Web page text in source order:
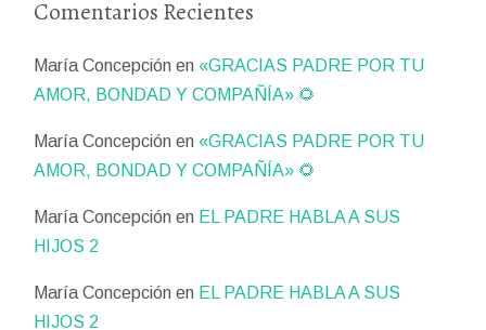
Comentarios Recientes
María Concepción en «GRACIAS PADRE POR TU
AMOR, BONDAD Y COMPAÑÍA» 🌻
María Concepción en «GRACIAS PADRE POR TU
AMOR, BONDAD Y COMPAÑÍA» 🌻
María Concepción en EL PADRE HABLA A SUS
HIJOS 2
María Concepción en EL PADRE HABLA A SUS
HIJOS 2